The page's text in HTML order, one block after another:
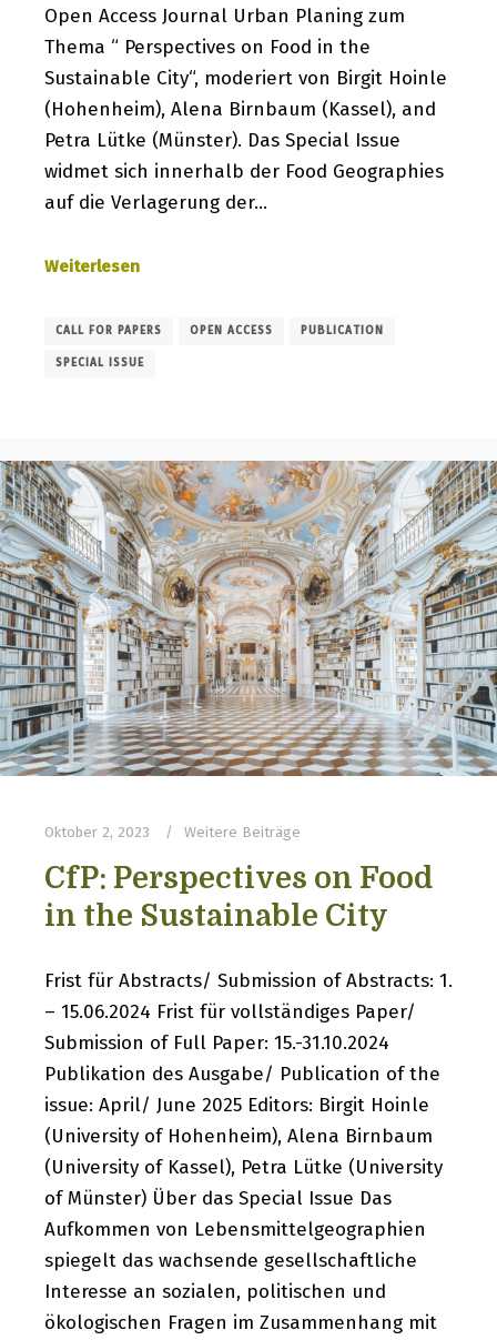
Open Access Journal Urban Planing zum
Thema “ Perspectives on Food in the
Sustainable City“, moderiert von Birgit Hoinle
(Hohenheim), Alena Birnbaum (Kassel), and
Petra Lütke (Münster). Das Special Issue
widmet sich innerhalb der Food Geographies
auf die Verlagerung der…
Weiterlesen
CALL FOR PAPERS OPEN ACCESS PUBLICATION
SPECIAL ISSUE
Oktober 2, 2023 Weitere Beiträge
CfP: Perspectives on Food
in the Sustainable City
Frist für Abstracts/ Submission of Abstracts: 1.
– 15.06.2024 Frist für vollständiges Paper/
Submission of Full Paper: 15.-31.10.2024
Publikation des Ausgabe/ Publication of the
issue: April/ June 2025 Editors: Birgit Hoinle
(University of Hohenheim), Alena Birnbaum
(University of Kassel), Petra Lütke (University
of Münster) Über das Special Issue Das
Aufkommen von Lebensmittelgeographien
spiegelt das wachsende gesellschaftliche
Interesse an sozialen, politischen und
ökologischen Fragen im Zusammenhang mit